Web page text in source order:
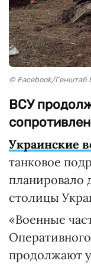
© Facebook/Генштаб
ВСУ
Украинские
танковое
планировало
столицы
«Военные
продолжают